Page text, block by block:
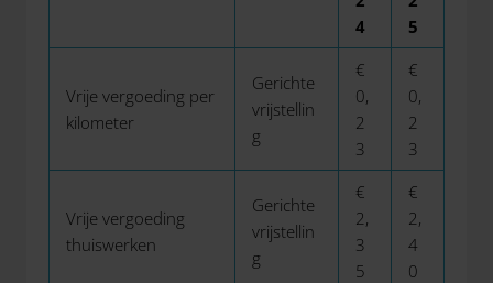
4
5
Vrije vergoeding per
kilometer
Gerichte
vrijstellin
g
€
0,
2
3
€
0,
2
3
Vrije vergoeding
thuiswerken
Gerichte
vrijstellin
g
€
2,
3
5
€
2,
4
0